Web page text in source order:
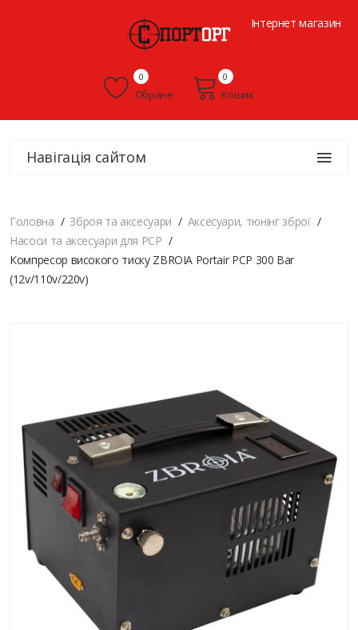
Інтернет магазин
Обране
0
Кошик
0
Навігація сайтом
Головна Зброя та аксесуари
Аксесуари, тюнінг зброї
Насоси та аксесуари для PCP
Компресор високого тиску ZBROIA Portair PCP 300 Bar
(12v/110v/220v)